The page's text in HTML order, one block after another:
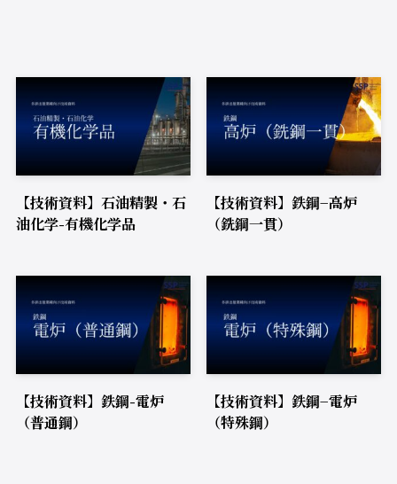
【技術資料】石油精製・石
油化学-有機化学品
【技術資料】鉄鋼−高炉
（銑鋼一貫）
【技術資料】鉄鋼-電炉
（普通鋼）
【技術資料】鉄鋼−電炉
（特殊鋼）